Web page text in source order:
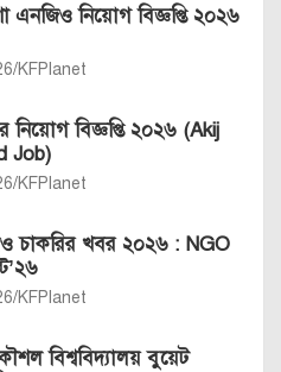
এনজিও নিয়োগ বিজ্ঞপ্তি ২০২৬
KFPlanet
নিয়োগ বিজ্ঞপ্তি ২০২৬ (Akij
Job)
KFPlanet
চাকরির খবর ২০২৬ : NGO
KFPlanet
বিশ্ববিদ্যালয় বুয়েট